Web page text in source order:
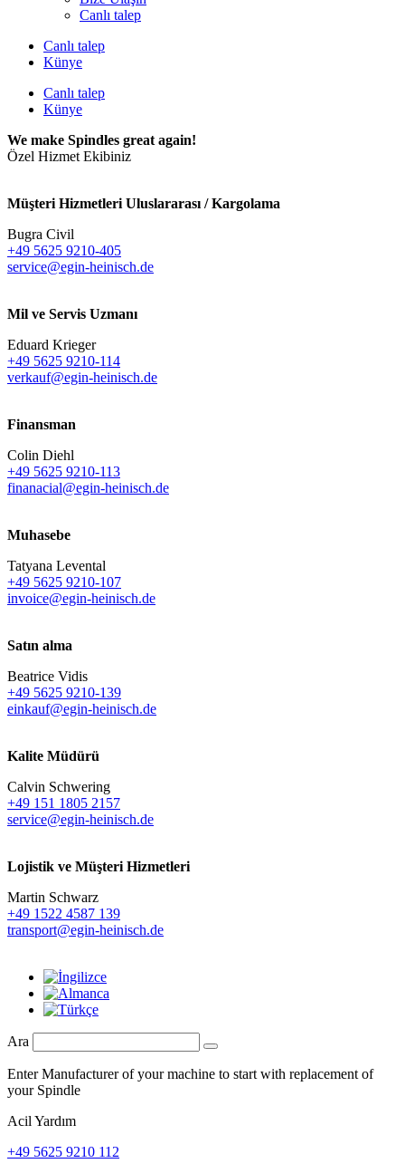
Canlı talep
Canlı talep
Künye
Canlı talep
Künye
We make Spindles great again!
Özel Hizmet Ekibiniz
Müşteri Hizmetleri Uluslararası / Kargolama
Bugra Civil
+49 5625 9210-405
service@egin-heinisch.de
Mil ve Servis Uzmanı
Eduard Krieger
+49 5625 9210-114
verkauf@egin-heinisch.de
Finansman
Colin Diehl
+49 5625 9210-113
finanacial@egin-heinisch.de
Muhasebe
Tatyana Levental
+49 5625 9210-107
invoice@egin-heinisch.de
Satın alma
Beatrice Vidis
+49 5625 9210-139
einkauf@egin-heinisch.de
Kalite Müdürü
Calvin Schwering
+49 151 1805 2157
service@egin-heinisch.de
Lojistik ve Müşteri Hizmetleri
Martin Schwarz
+49 1522 4587 139
transport@egin-heinisch.de
Ara
Enter Manufacturer of your machine to start with replacement of
your Spindle
Acil Yardım
+49 5625 9210 112